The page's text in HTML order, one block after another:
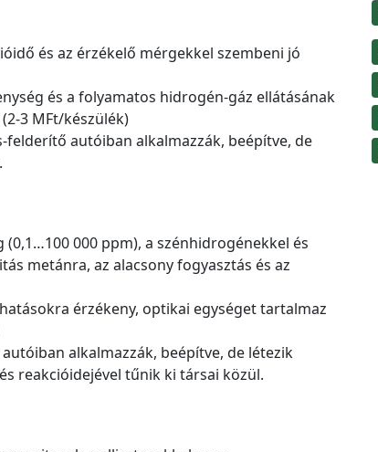
és az érzékelő mérgekkel szembeni jó
és a folyamatos hidrogén-gáz ellátásának
3 MFt/készülék)
felderítő autóiban alkalmazzák, beépítve, de
000 ppm), a szénhidrogénekkel és
metánra, az alacsony fogyasztás és az
érzékeny, optikai egységet tartalmaz
alkalmazzák, beépítve, de létezik
reakcióidejével tűnik ki társai közül.